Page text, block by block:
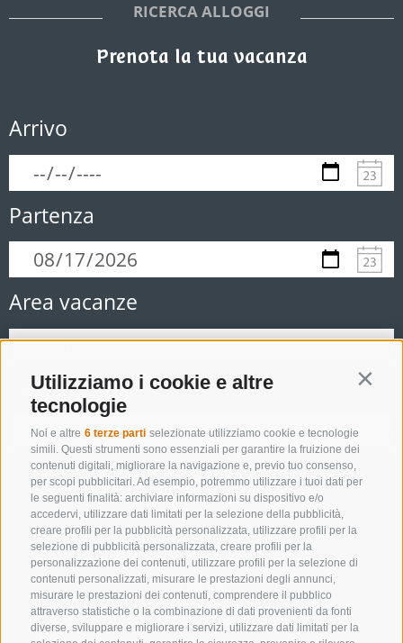
Utilizziamo i cookie e altre
tecnologie
Noi e altre 6 terze parti selezionate utilizziamo cookie e tecnologie
simili. Questi strumenti sono essenziali per garantire la fruizione dei
contenuti digitali, migliorare la navigazione e, previo tuo consenso,
per scopi pubblicitari. Ad esempio, potremmo utilizzare i tuoi dati per
le seguenti finalità: archiviare informazioni su dispositivo e/o
accedervi, utilizzare dati limitati per la selezione della pubblicità,
creare profili per la pubblicità personalizzata, utilizzare profili per la
selezione di pubblicità personalizzata, creare profili per la
personalizzazione dei contenuti, utilizzare profili per la selezione di
contenuti personalizzati, misurare le prestazioni degli annunci,
misurare le prestazioni dei contenuti, comprendere il pubblico
attraverso statistiche o la combinazione di dati provenienti da fonti
diverse, sviluppare e migliorare i servizi, utilizzare dati limitati per la
RICERCA ALLOGGI
Prenota la tua vacanza
Arrivo
Partenza
Area vacanze
Tipo alloggio
SOLO ESERCIZI PRENOTABILI ONLINE
Cerca